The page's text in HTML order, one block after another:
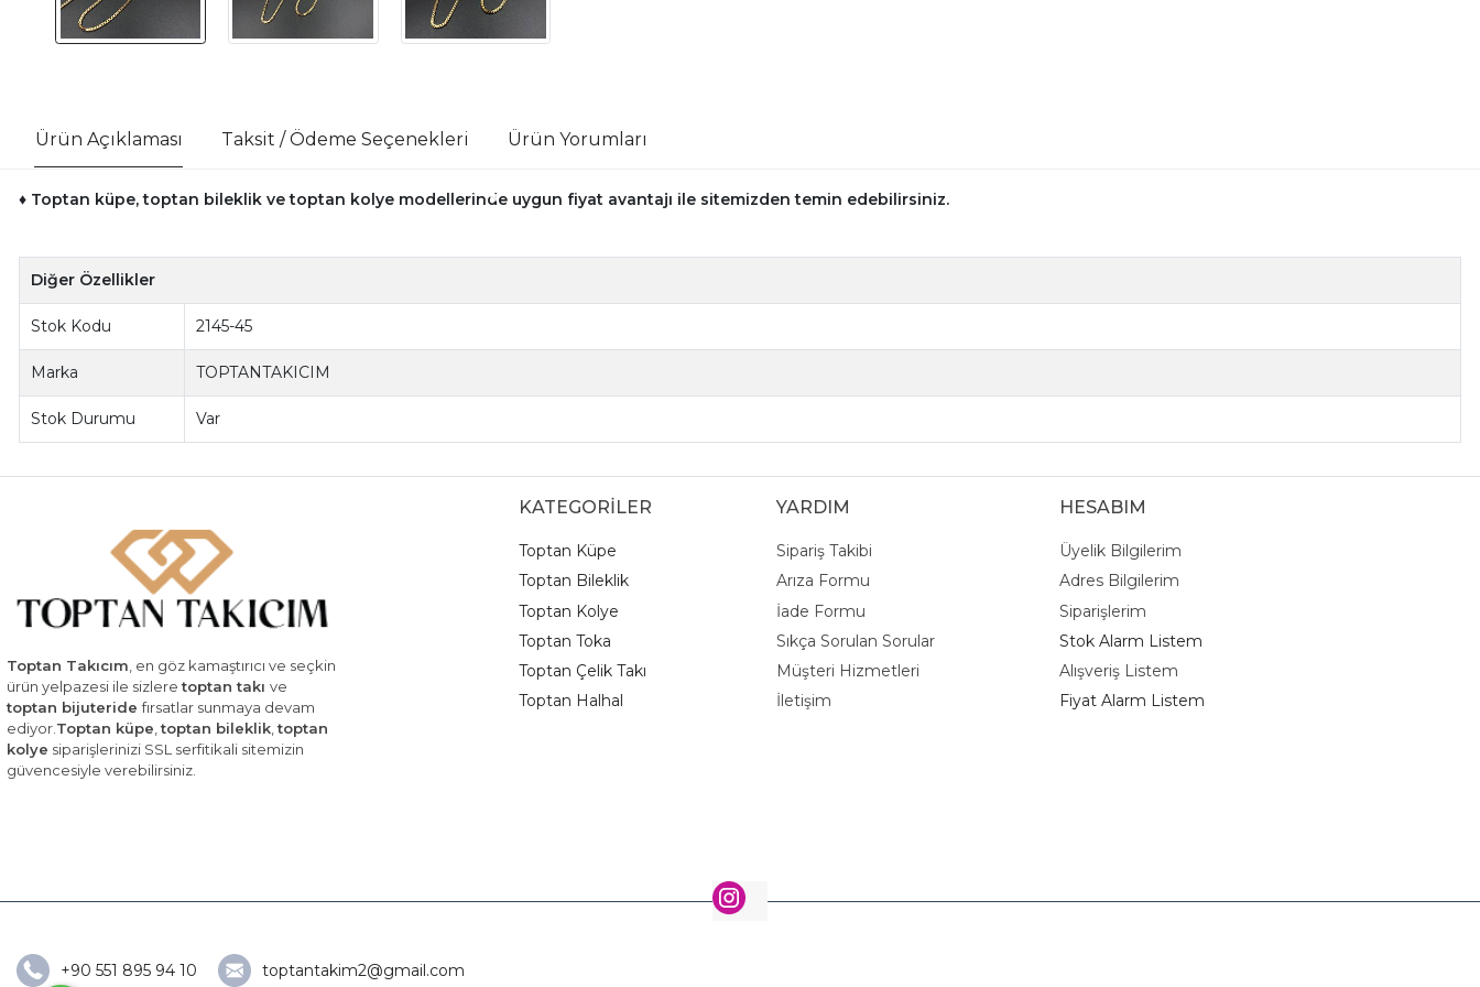
Ürün Açıklaması Taksit / Ödeme Seçenekleri Ürün Yorumları
♦ Toptan küpe, toptan bileklik ve toptan kolye modellerinde uygun fiyat avantajı ile sitemizden temin edebilirsiniz.
Diğer Özellikler
Stok Kodu 2145-45
Marka TOPTANTAKICIM
Stok Durumu Var
Toptan Takıcım, en göz kamaştırıcı ve seçkin
ürün yelpazesi ile sizleretoptan takı ve
toptan bijuteridefırsatlar sunmaya devam
ediyor.Toptan küpe,toptan bileklik,toptan
kolye siparişlerinizi SSL serfitikali sitemizin
güvencesiyle verebilirsiniz.
KATEGORİLER
Toptan Küpe
Toptan Bileklik
Toptan Kolye
Toptan Toka
Toptan Çelik Takı
Toptan Halhal
YARDIM
Sipariş Takibi
Arıza Formu
İade Formu
Sıkça Sorulan Sorular
Müşteri Hizmetleri
İletişim
HESABIM
Üyelik Bilgilerim
Adres Bilgilerim
Siparişlerim
Stok Alarm Listem
Alışveriş Listem
Fiyat Alarm Listem
+90 551 895 94 10 toptantakim2@gmail.com